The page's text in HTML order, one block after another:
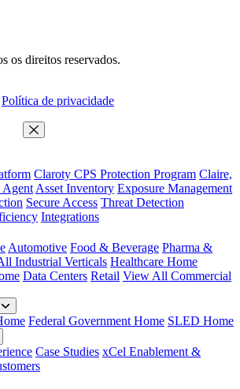
os direitos reservados.
Política de privacidade
Close Menu
Claroty CPS Protection Program Claire,
AgentAsset Inventory Exposure Management
Secure Access Threat Detection
Integrations
Automotive Food & Beverage Pharma &
Industrial Verticals Healthcare Home
Data Centers Retail View All Commercial
Federal Government Home SLED Home
Case Studies xCel Enablement &